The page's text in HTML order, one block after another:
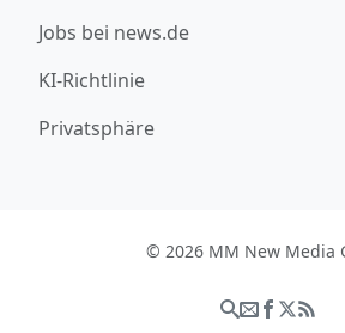
Jobs bei news.de
KI-Richtlinie
Privatsphäre
© 2026 MM New Media